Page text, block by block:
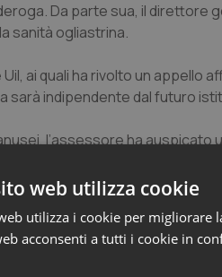
Da parte sua, il direttore
sanità ogliastrina.
ai quali ha rivolto un appello
sarà indipendente dal futuro
l’assessore ha
a Roma, una battaglia
fuori dal Piano di rientro,
vuole imporre è
una battaglia comune”.
web utilizza cookie
utilizza i cookie per migliorare
acconsenti a tutti i cookie in